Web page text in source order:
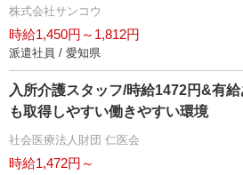
株式会社サンコウ
時給1,450円～1,812円
派遣社員 / 愛知県
入所介護スタッフ/時給1472円&有
も取得しやすい働きやすい環境
社会医療法人財団 仁医会
時給1,472円～